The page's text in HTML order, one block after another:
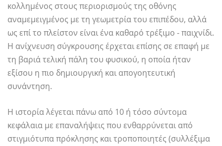
κολλημένος στους περιορισμούς της οθόνης
αναμεμειγμένος με τη γεωμετρία του επιπέδου, αλλά
ως επί το πλείστον είναι ένα καθαρό τρέξιμο - παιχνίδι.
Η ανίχνευση σύγκρουσης έρχεται επίσης σε επαφή με
τη βαριά τελική πάλη του φυσικού, η οποία ήταν
εξίσου η πιο δημιουργική και απογοητευτική
συνάντηση.
Η ιστορία λέγεται πάνω από 10 ή τόσο σύντομα
κεφάλαια με επαναλήψεις που ενθαρρύνεται από
στιγμιότυπα πρόκλησης και τροποποιητές (συλλέξιμα